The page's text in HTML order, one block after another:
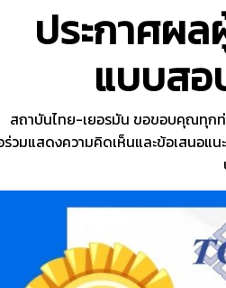
ประกาศผ
แบบสอ
สถาบันไทย-เยอรมัน ขอขอบคุณทุก
ร่วมแสดงความคิดเห็นและข้อเสนอแ